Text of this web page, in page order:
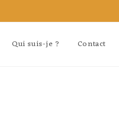
Qui suis-je ? Contact